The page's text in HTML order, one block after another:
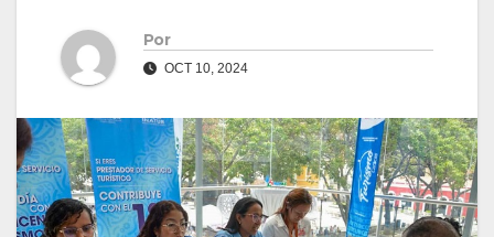
Por
OCT 10, 2024